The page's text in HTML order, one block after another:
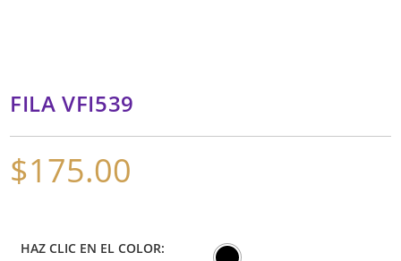
FILA VFI539
$175.00
HAZ CLIC EN EL COLOR: